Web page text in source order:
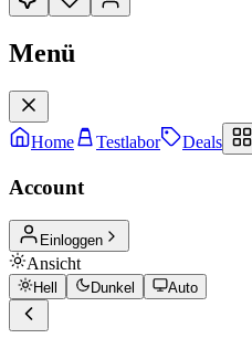
Menü
Home Testlabor Deals
Account
Einloggen
Ansicht
Hell Dunkel Auto